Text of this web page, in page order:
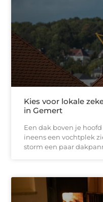
Kies voor lokale
in Gemert
Een dak boven je
ineens een vochtplek
storm een paar